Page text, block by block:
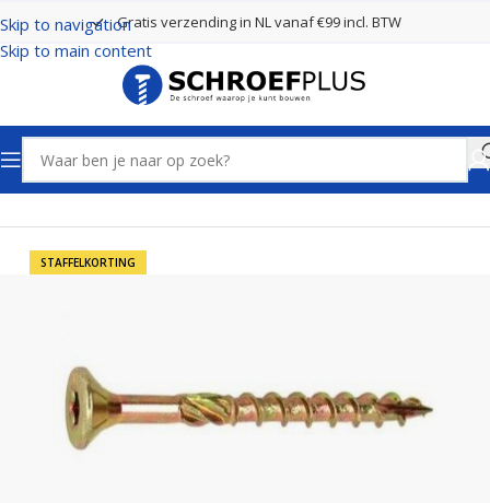
Skip to navigation
Skip to main content
Gratis verzending in NL vanaf €99 incl. BTW
Home Schroeven Houtschroeven
STAFFELKORTING